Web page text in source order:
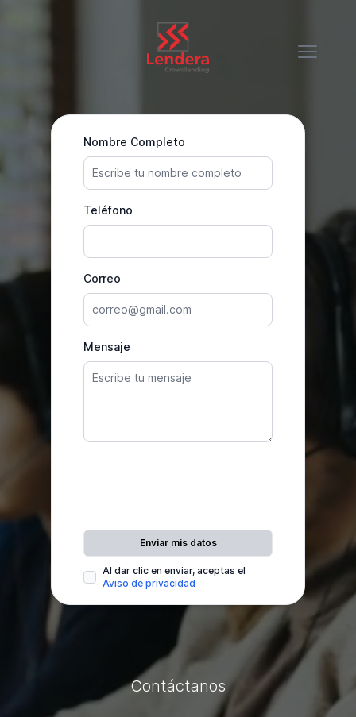
Nombre Completo
Teléfono
Correo
Mensaje
Al dar clic en enviar, aceptas el
Aviso de privacidad
Contáctanos